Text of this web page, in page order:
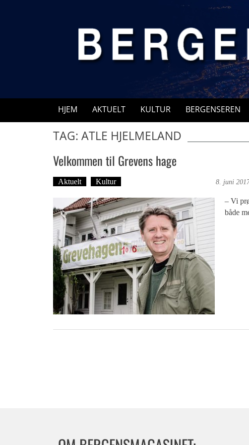
HJEM AKTUELT KULTUR BERGENSEREN
TAG: ATLE HJELMELAND
Velkommen til Grevens hage
Aktuelt Kultur 8. juni
– Vi
både